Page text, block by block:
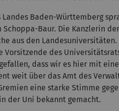
Baden-Württemberg
Baur. Die Kanzlerin
aus den
des
dass wir es hier mit
weit über das Amt des
eine starke Stimme
der Uni bekannt gemacht.